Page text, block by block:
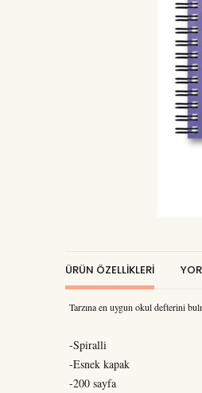
ÜRÜN ÖZELLIKLERI
Tarzına en uygun okul defterini
-Spiralli
-Esnek kapak
-200 sayfa